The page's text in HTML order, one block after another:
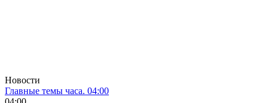
Новости
Главные темы часа. 04:00